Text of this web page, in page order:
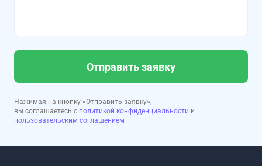
Отправить заявку
Нажимая на кнопку «Отправить заявку»,
вы соглашаетесь с политикой конфиденциальности и
пользовательским соглашением